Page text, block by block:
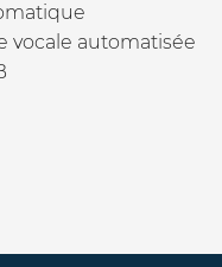
vocale automatisée